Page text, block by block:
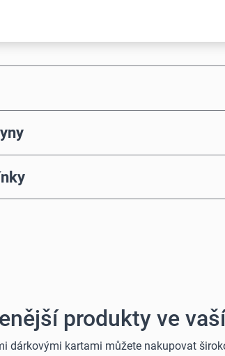
produkty ve
dárkovými kartami můžete nakupovat